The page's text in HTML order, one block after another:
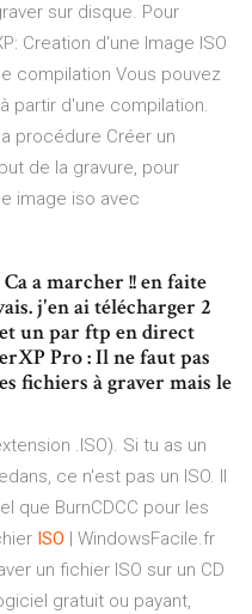
sur disque. Pour
Creation d'une Image ISO
compilation Vous pouvez
partir d'une compilation.
procédure Créer un
de la gravure, pour
image iso avec
a marcher !! en faite
j'en ai télécharger 2
un par ftp en direct
Pro : Il ne faut pas
fichiers à graver mais le
.ISO). Si tu as un
ce n'est pas un ISO. Il
que BurnCDCC pour les
ISO | WindowsFacile.fr
un fichier ISO sur un CD
gratuit ou payant,